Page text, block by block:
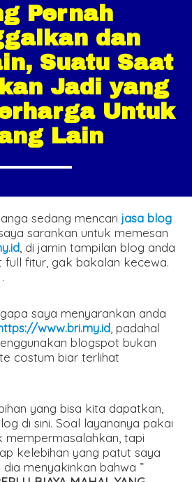
Pernah
dan
Suatu Saat
Jadi yang
Untuk
Lain
sedang mencarijasa blog
sarankan untuk memesan
, di jamin tampilan blog anda
full fitur, gak bakalan kecewa.
.
saya menyarankan anda
www.bri.my.id , padahal
blogspot bukan
costum biar terlihat
yang bisa kita dapatkan,
di sini. Soal layananya pakai
tapi
kelebihan yang patut saya
menyakinkan bahwa ”